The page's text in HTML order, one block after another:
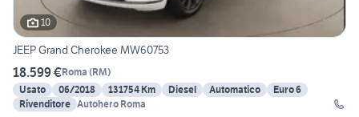
10
JEEP Grand Cherokee MW60753
18.599 €Roma (RM)
Usato
06/2018 131754 Km Diesel Automatico
Euro 6
Rivenditore Autohero Roma